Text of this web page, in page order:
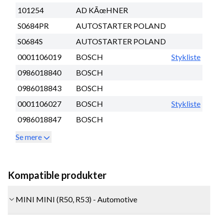
101254
AD KÃœHNER
S0684PR
AUTOSTARTER POLAND
S0684S
AUTOSTARTER POLAND
0001106019
BOSCH
Stykliste
0986018840
BOSCH
0986018843
BOSCH
0001106027
BOSCH
Stykliste
0986018847
BOSCH
Se mere
Kompatible produkter
MINI MINI (R50, R53) - Automotive